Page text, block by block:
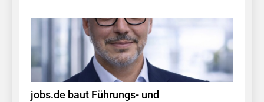
jobs.de baut Führungs- und